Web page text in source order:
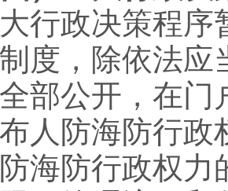
行政决策程
度，除依法应
部公开，在门
人防海防行政
海防行政权